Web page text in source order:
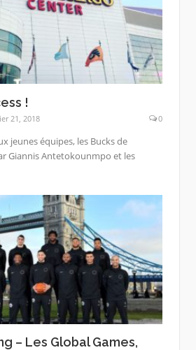
!
21, 2018 0
jeunes équipes, les Bucks de
Giannis Antetokounmpo et les
– Les Global Games,